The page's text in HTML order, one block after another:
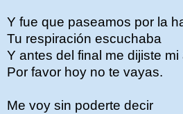
Y fue que paseamos por la
Tu respiración escuchaba
Y antes del final me dijiste mi
Por favor hoy no te vayas.
Me voy sin poderte decir